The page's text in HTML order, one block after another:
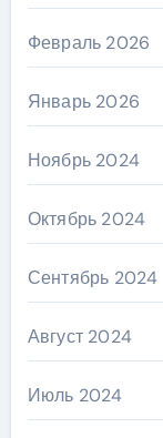
Февраль 2026
Январь 2026
Ноябрь 2024
Октябрь 2024
Сентябрь 2024
Август 2024
Июль 2024